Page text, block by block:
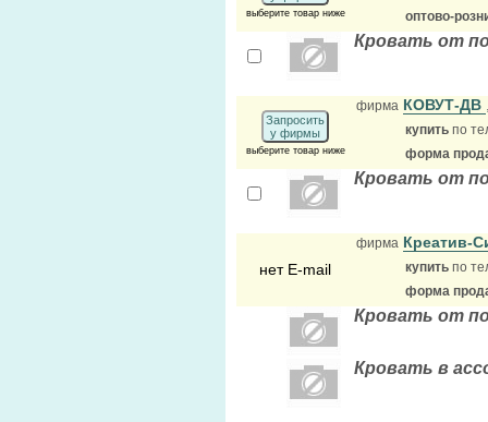
выберите товар ниже оптово-
Кровать от
Запросить
у фирмы
выберите товар ниже
фирма КОВУТ-ДВ
купить по
форма
Кровать от
нет E-mail
фирма Креатив-
купить по
форма
Кровать от
Кровать в